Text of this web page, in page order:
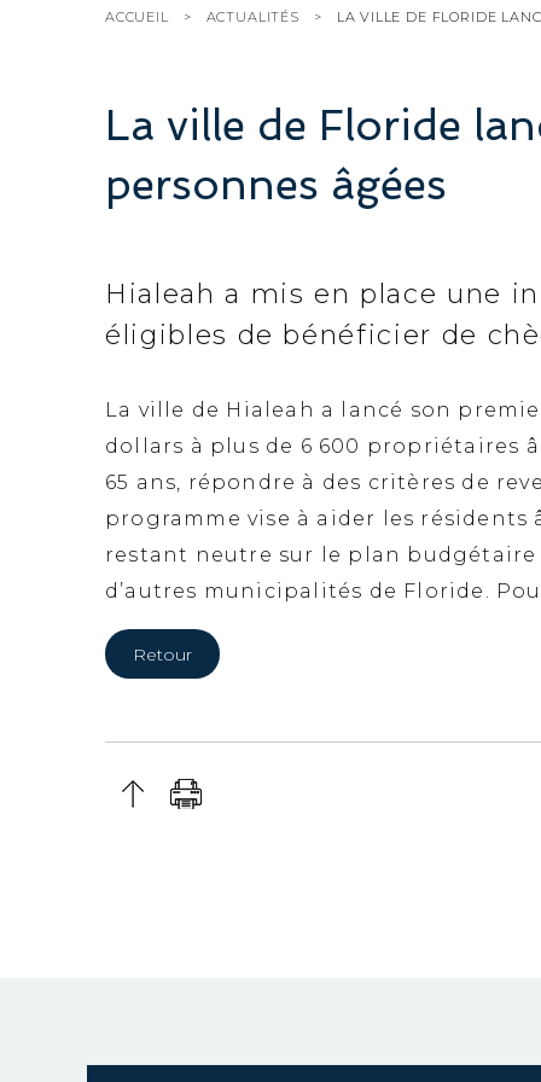
ACCUEIL ACTUALITÉS LA VILLE DE FLORIDE
La ville de Floride
personnes âgées
Hialeah a mis en place une
éligibles de bénéficier de
La ville de Hialeah a lancé son
dollars à plus de 6 600 propriétaires
65 ans, répondre à des critères de
programme vise à aider les
restant neutre sur le plan
d’autres municipalités de Floride.
Retour